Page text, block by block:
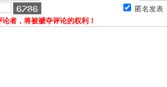
匿名发表
者，将被褫夺评论的权利！